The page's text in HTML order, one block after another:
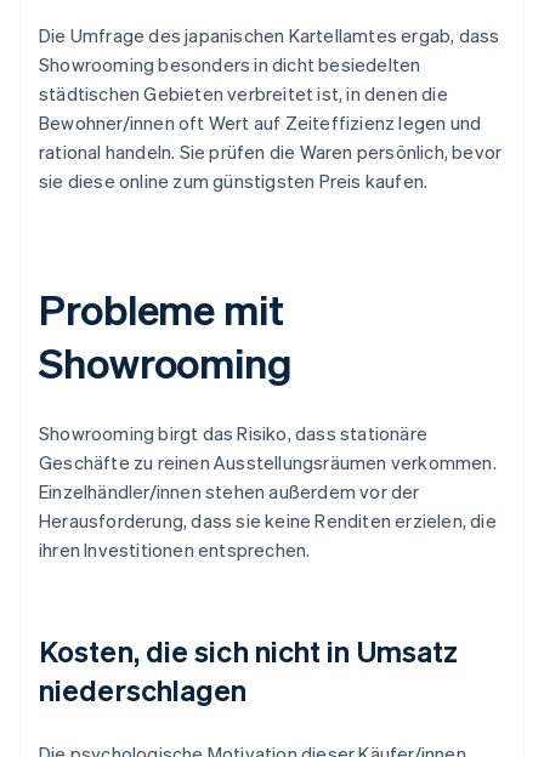
Die Umfrage des japanischen Kartellamtes ergab, dass
Showrooming besonders in dicht besiedelten
städtischen Gebieten verbreitet ist, in denen die
Bewohner/innen oft Wert auf Zeiteffizienz legen und
rational handeln. Sie prüfen die Waren persönlich, bevor
sie diese online zum günstigsten Preis kaufen.
Probleme mit
Showrooming
Showrooming birgt das Risiko, dass stationäre
Geschäfte zu reinen Ausstellungsräumen verkommen.
Einzelhändler/innen stehen außerdem vor der
Herausforderung, dass sie keine Renditen erzielen, die
ihren Investitionen entsprechen.
Kosten, die sich nicht in Umsatz
niederschlagen